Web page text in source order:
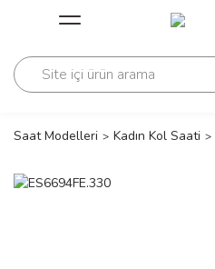
Geri Dön
Geri Dön
Saat Modelleri Kadın Kol Saati